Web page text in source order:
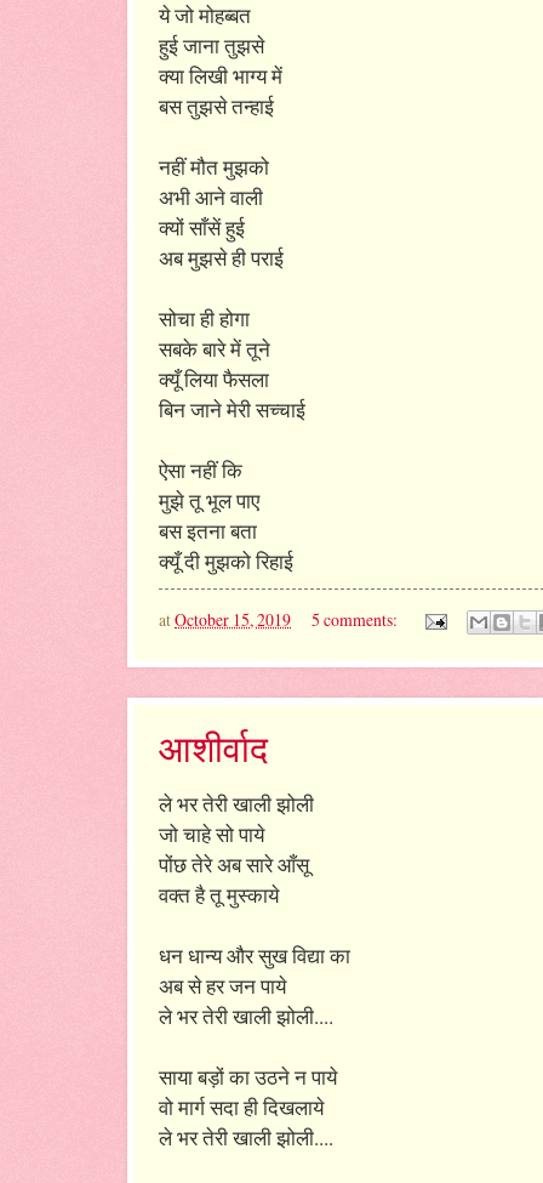
ये जो मोहब्बत
हुई जाना तुझसे
क्या लिखी भाग्य में
बस तुझसे तन्हाई
नहीं मौत मुझको
अभी आने वाली
क्यों साँसें हुई
अब मुझसे ही पराई
सोचा ही होगा
सबके बारे में तूने
क्यूँ लिया फैसला
बिन जाने मेरी सच्चाई
ऐसा नहीं कि
मुझे तू भूल पाए
बस इतना बता
क्यूँ दी मुझको रिहाई
atOctober 15, 2019 5 comments:
आशीर्वाद
ले भर तेरी खाली झोली
जो चाहे सो पाये
पोंछ तेरे अब सारे आँसू
वक्त है तू मुस्काये
धन धान्य और सुख विद्या का
अब से हर जन पाये
ले भर तेरी खाली झोली....
साया बड़ों का उठने न पाये
वो मार्ग सदा ही दिखलाये
ले भर तेरी खाली झोली....